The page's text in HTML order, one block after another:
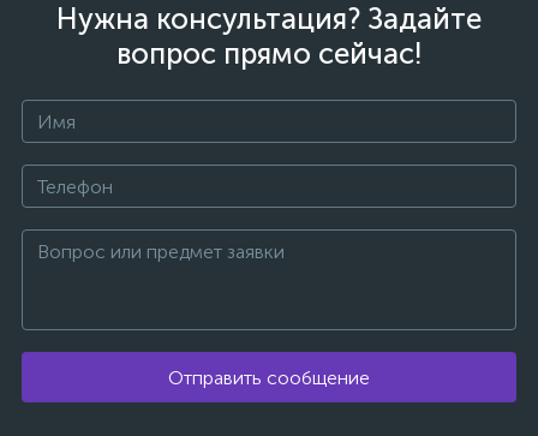
Нужна консультация? Задайте
вопрос прямо сейчас!
Отправить сообщение